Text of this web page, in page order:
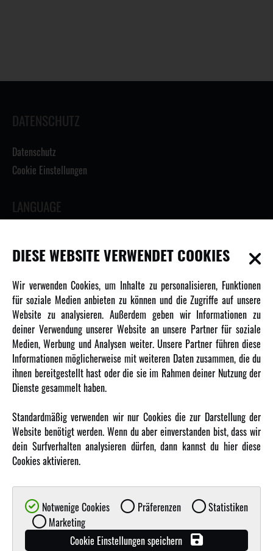
DATENSCHUTZ
Datenschutz
Cookie Einstellungen
LANGUAGE
INFORMATIONEN
Newsletter
Über uns
Karriere
Amewi Kataloge
MEHR VON AMEWI
AMXRacing - Qualitäts RC-Zubehör
Amewi Construction - Nutzfahrzeuge
Amewi B2B-Shop
DIESE WEBSITE VERWENDET COOKIES
Wir verwenden Cookies, um Inhalte zu personalisieren, Funktionen
für soziale Medien anbieten zu können und die Zugriffe auf unsere
Website zu analysieren. Außerdem geben wir Informationen zu
deiner Verwendung unserer Website an unsere Partner für soziale
Medien, Werbung und Analysen weiter. Unsere Partner führen diese
Informationen möglicherweise mit weiteren Daten zusammen, die du
ihnen bereitgestellt hast oder die sie im Rahmen deiner Nutzung der
Dienste gesammelt haben.
Standardmäßig verwenden wir nur Cookies die zur Darstellung der
Website benötigt werden. Wenn du aber einverstanden bist, dass wir
dein Surfverhalten analysieren dürfen, dann kannst du hier diese
Cookies aktivieren.
Notwenige Cookies Präferenzen
Statistiken
Marketing
Cookie Einstellungen speichern